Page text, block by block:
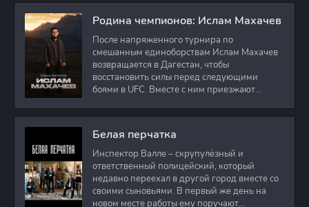
Родина чемпионов: Ислам Махачев
После напряженного турнира по
смешанным единоборствам Ислам Махачев
возвращается в Дагестан, чтобы
восстановить силы перед следующими
боями в UFC. Вместе с ним приезжают
Белая перчатка
Инспектор Валле – скрупулёзный и
ответственный полицейский, который
недавно переехал в другой город вместе со
своими сыновьями. В первый же день на
новом месте работы ему поручают